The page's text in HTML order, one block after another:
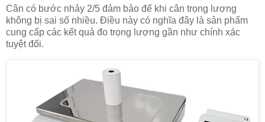
Cân có bước nhảy 2/5 đảm bảo để khi cân trọng lượng
không bị sai số nhiều. Điều này có nghĩa đây là sản phẩm
cung cấp các kết quả đo trọng lượng gần như chính xác
tuyệt đối.